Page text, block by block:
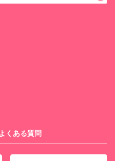
くある質問